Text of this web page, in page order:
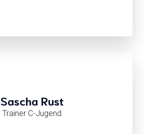
Sascha Rust
Trainer C-Jugend